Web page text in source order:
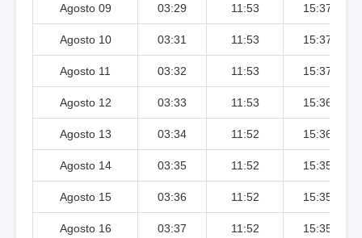
Agosto 09 03:29 11:53 15:37
Agosto 10 03:31 11:53 15:37
Agosto 11 03:32 11:53 15:37
Agosto 12 03:33 11:53 15:36
Agosto 13 03:34 11:52 15:36
Agosto 14 03:35 11:52 15:35
Agosto 15 03:36 11:52 15:35
Agosto 16 03:37 11:52 15:35